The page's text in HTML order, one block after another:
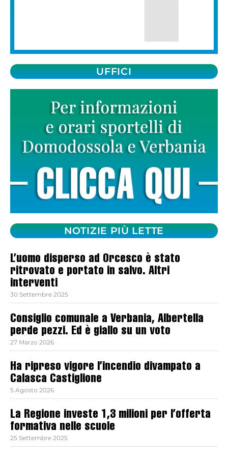
UFFICI
NOTIZIE PIÙ LETTE
L’uomo disperso ad Orcesco è stato
ritrovato e portato in salvo. Altri
interventi
30 Settembre 2025
Consiglio comunale a Verbania, Albertella
perde pezzi. Ed è giallo su un voto
27 Marzo 2026
Ha ripreso vigore l’incendio divampato a
Calasca Castiglione
5 Agosto 2026
La Regione investe 1,3 milioni per l’offerta
formativa nelle scuole
25 Settembre 2025